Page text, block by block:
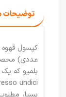
عددی)
بلمیو که